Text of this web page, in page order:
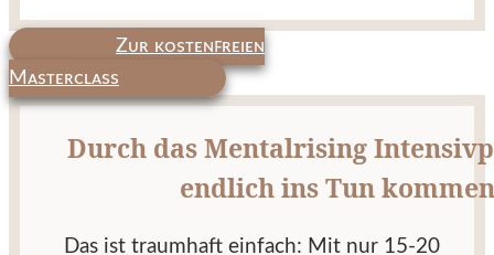
Zᴜʀ ᴋᴏsᴛᴇɴꜰʀᴇɪᴇɴ
Mᴀsᴛᴇʀᴄʟᴀss
Durch das Mentalrising
endlich ins Tun
Das ist traumhaft einfach: Mit nur 15-20